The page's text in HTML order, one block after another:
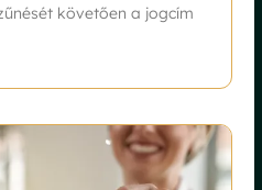
követően a jogcím